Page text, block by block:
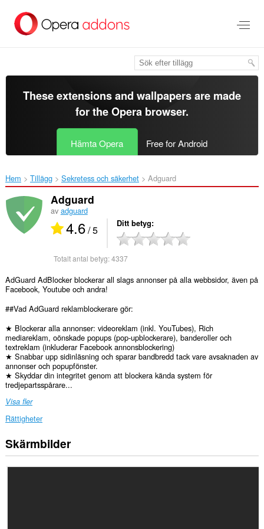
brödtexten
These extensions and wallpapers are made
for theOpera browser.
Hämta Opera Free for Android
Hem Tillägg Sekretess och säkerhet Adguard‎
Adguard
av adguard
4.6/ 5 Ditt betyg
Totalt antal betyg:4337
AdGuard AdBlocker blockerar all slags annonser på alla webbsidor, även på
Facebook, Youtube och andra!
##Vad AdGuard reklamblockerare gör:
★ Blockerar alla annonser: videoreklam (inkl. YouTubes), Rich
mediareklam, oönskade popups (pop-upblockerare), banderoller och
textreklam (inkluderar Facebook annonsblockering)
★ Snabbar upp sidinläsning och sparar bandbredd tack vare avsaknaden av
annonser och popupfönster.
★ Skyddar din integritet genom att blockera kända system för
tredjepartsspårare...
Visa fler
Rättigheter
Tillägget
kan
Skärmbilder